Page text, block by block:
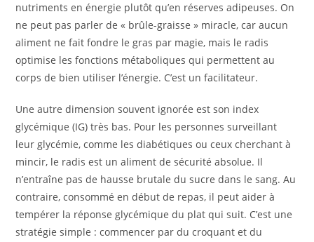
nutriments en énergie plutôt qu’en réserves adipeuses. On
ne peut pas parler de « brûle-graisse » miracle, car aucun
aliment ne fait fondre le gras par magie, mais le radis
optimise les fonctions métaboliques qui permettent au
corps de bien utiliser l’énergie. C’est un facilitateur.
Une autre dimension souvent ignorée est son index
glycémique (IG) très bas. Pour les personnes surveillant
leur glycémie, comme les diabétiques ou ceux cherchant à
mincir, le radis est un aliment de sécurité absolue. Il
n’entraîne pas de hausse brutale du sucre dans le sang. Au
contraire, consommé en début de repas, il peut aider à
tempérer la réponse glycémique du plat qui suit. C’est une
stratégie simple : commencer par du croquant et du